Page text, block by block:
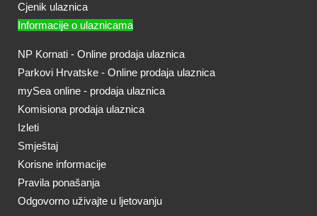
Cjenik ulaznica
Informacije o ulaznicama
NP Kornati - Online prodaja ulaznica
Parkovi Hrvatske - Online prodaja ulaznica
mySea online - prodaja ulaznica
Komisiona prodaja ulaznica
Izleti
Smještaj
Korisne informacije
Pravila ponašanja
Odgovorno uživajte u ljetovanju